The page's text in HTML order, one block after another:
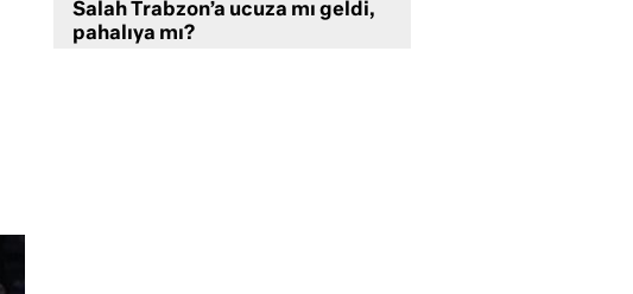
Salah Trabzon’a ucuza mı geldi,
pahalıya mı?